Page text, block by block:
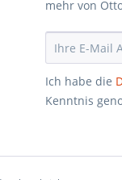
mehr von
Ich habe die
Kenntnis